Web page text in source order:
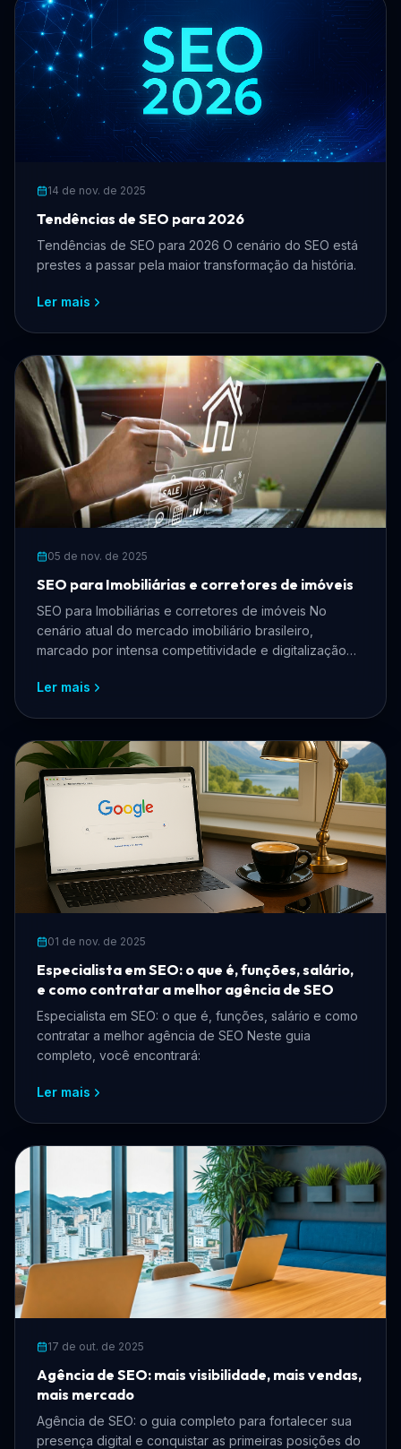
14 de nov. de 2025
Tendências de SEO para 2026
Tendências de SEO para 2026 O cenário do SEO está
prestes a passar pela maior transformação da história.
Ler mais
05 de nov. de 2025
SEO para Imobiliárias e corretores de imóveis
SEO para Imobiliárias e corretores de imóveis No
cenário atual do mercado imobiliário brasileiro,
marcado por intensa competitividade e digitalização
Ler mais
01 de nov. de 2025
Especialista em SEO: o que é, funções, salário,
e como contratar a melhor agência de SEO
Especialista em SEO: o que é, funções, salário e como
contratar a melhor agência de SEO Neste guia
completo, você encontrará:
Ler mais
17 de out. de 2025
Agência de SEO: mais visibilidade, mais vendas,
mais mercado
Agência de SEO: o guia completo para fortalecer sua
presença digital e conquistar as primeiras posições do